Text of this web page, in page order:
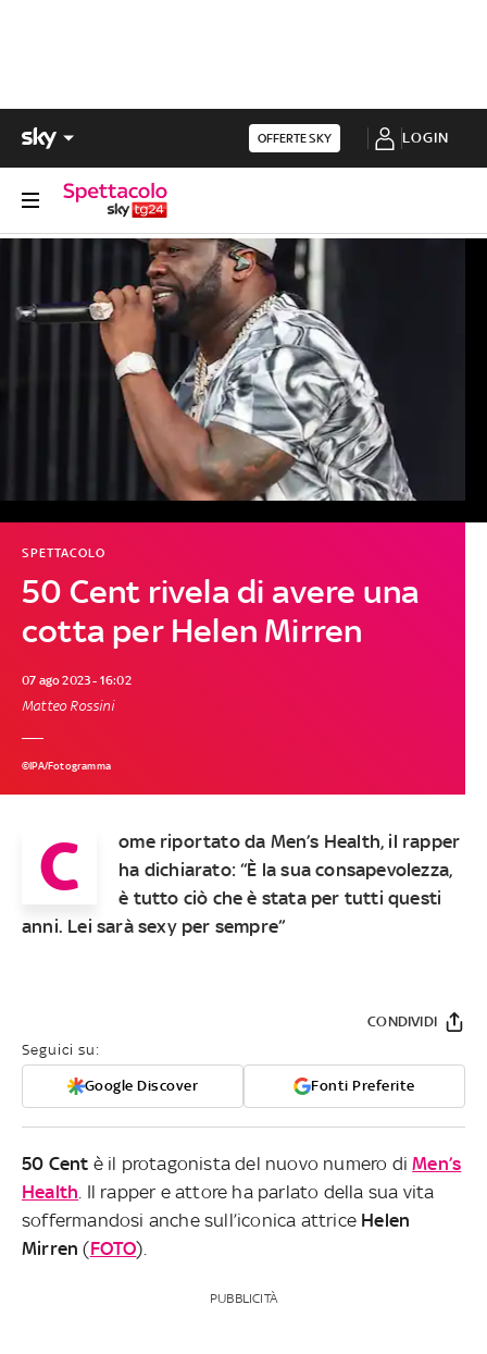
OFFERTE SKY LOGIN
50 Cent rivela di avere una
cotta per Helen Mirren
SPETTACOLO
07 ago 2023 - 16:02
Matteo Rossini
©IPA/Fotogramma
C
ome riportato da Men’s Health, il rapper
ha dichiarato: “È la sua consapevolezza,
è tutto ciò che è stata per tutti questi
anni. Lei sarà sexy per sempre”
Seguici su:
Google Discover Fonti Preferite
CONDIVIDI
50 Cent è il protagonista del nuovo numero diMen’s
Health . Il rapper e attore ha parlato della sua vita
soffermandosi anche sull’iconica attrice Helen
Mirren (FOTO).
PUBBLICITÀ